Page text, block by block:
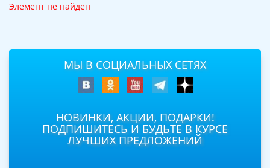
Элемент не найден
МЫ В СОЦИАЛЬНЫХ СЕТЯХ
НОВИНКИ, АКЦИИ, ПОДАРКИ!
ПОДПИШИТЕСЬ И БУДЬТЕ В КУРСЕ
ЛУЧШИХ ПРЕДЛОЖЕНИЙ